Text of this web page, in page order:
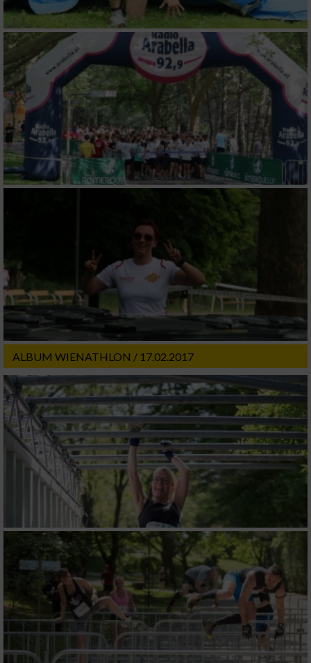
ALBUM WIENATHLON / 17.02.2017
Notwendig
Performance
Funktional
Werbung